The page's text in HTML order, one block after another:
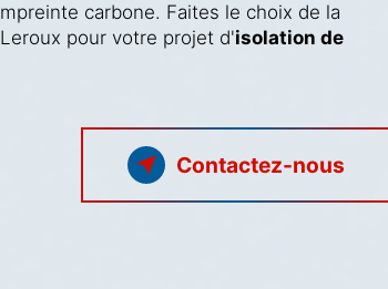
carbone. Faites le choix de la
pour votre projet d'isolation de
Contactez-nous